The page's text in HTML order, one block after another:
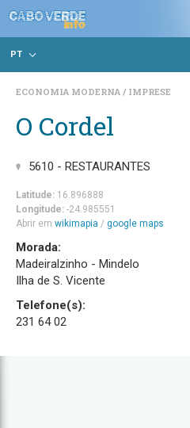
PT
ECONOMIA MODERNA IMPRESE
O Cordel
5610 - RESTAURANTES
Latitude: 16.896888
Longitude: -24.985551
Abrir em wikimapia / google maps
Morada:
Madeiralzinho - Mindelo
Ilha de S. Vicente
Telefone(s):
231 64 02